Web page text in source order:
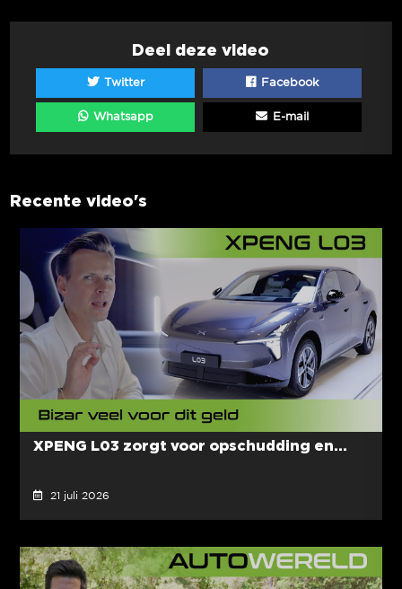
Deel deze video
Twitter Facebook
Whatsapp E-mail
Recente video's
XPENG L03 zorgt voor opschudding en...
21 juli 2026